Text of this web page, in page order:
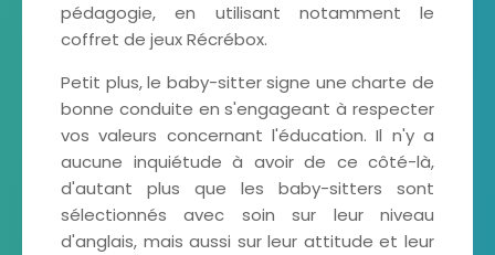
pédagogie, en utilisant notamment le
coffret de jeux Récrébox.
Petit plus, le baby-sitter signe une charte de
bonne conduite en s'engageant à respecter
vos valeurs concernant l'éducation. Il n'y a
aucune inquiétude à avoir de ce côté-là,
d'autant plus que les baby-sitters sont
sélectionnés avec soin sur leur niveau
d'anglais, mais aussi sur leur attitude et leur